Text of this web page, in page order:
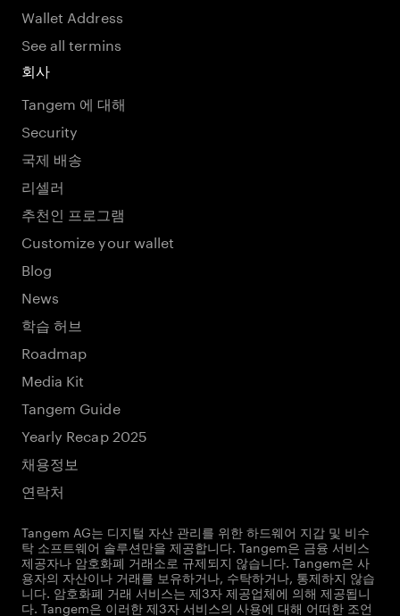
Wallet Address
See all termins
회사
Tangem 에 대해
Security
국제 배송
리셀러
추천인 프로그램
Customize your wallet
Blog
News
학습 허브
Roadmap
Media Kit
Tangem Guide
Yearly Recap 2025
채용정보
연락처
Tangem AG는 디지털 자산 관리를 위한 하드웨어 지갑 및 비수
탁 소프트웨어 솔루션만을 제공합니다. Tangem은 금융 서비스
제공자나 암호화폐 거래소로 규제되지 않습니다. Tangem은 사
용자의 자산이나 거래를 보유하거나, 수탁하거나, 통제하지 않습
니다. 암호화폐 거래 서비스는 제3자 제공업체에 의해 제공됩니
다. Tangem은 이러한 제3자 서비스의 사용에 대해 어떠한 조언